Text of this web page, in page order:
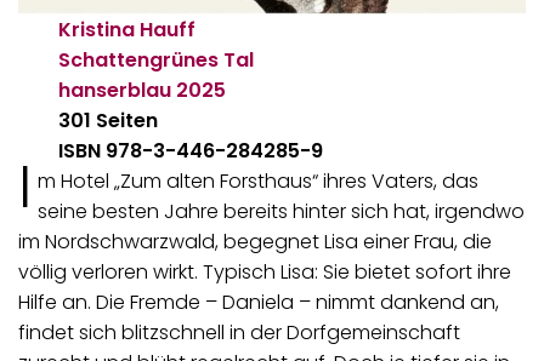
Kristina Hauff
Schattengrünes Tal
hanserblau 2025
301 Seiten
ISBN 978-3-446-284285-9
I m Hotel „Zum alten Forsthaus“ ihres Vaters, das
seine besten Jahre bereits hinter sich hat, irgendwo
im Nordschwarzwald, begegnet Lisa einer Frau, die
völlig verloren wirkt. Typisch Lisa: Sie bietet sofort ihre
Hilfe an. Die Fremde – Daniela – nimmt dankend an,
findet sich blitzschnell in der Dorfgemeinschaft